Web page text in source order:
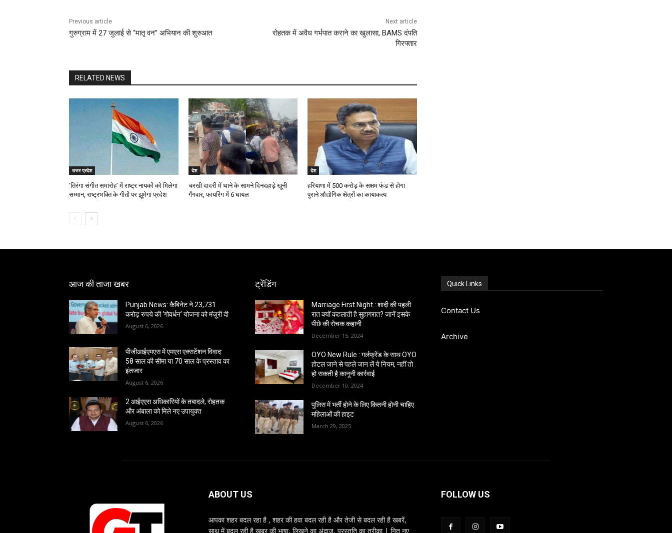
Previous article
गुरुग्राम में 27 जुलाई से “मातृ वन” अभियान की शुरुआत
Next article
रोहतक में अवैध गर्भपात कराने का खुलासा, BAMS दंपति
गिरफ्तार
RELATED NEWS
उत्तर प्रदेश
‘तिरंगा संगीत समारोह’ में राष्ट्र नायकों को मिलेगा
सम्मान, राष्ट्रभक्ति के गीतों पर झूमेगा प्रदेश
देश
चरखी दादरी में थाने के सामने दिनदहाड़े खूनी
गैंगवार, फायरिंग में 6 घायल
देश
हरियाणा में 500 करोड़ के सक्षम फंड से होगा
पुराने औद्योगिक क्षेत्रों का कायाकल्प
आज की ताजा खबर
Punjab News: कैबिनेट ने 23,731
करोड़ रुपये की ‘गोवर्धन’ योजना को मंज़ूरी दी
August 6, 2026
पीजीआईएमएस में एमएस एक्सटेंशन विवाद:
58 साल की सीमा या 70 साल के प्रस्ताव का
इंतजार
August 6, 2026
2 आईएएस अधिकारियों के तबादले, रोहतक
और अंबाला को मिले नए उपायुक्त
August 6, 2026
ट्रेंडिंग
Marriage First Night : शादी की पहली
रात क्यों कहलाती है सुहागरात? जानें इसके
पीछे की रोचक कहानी
December 15, 2024
OYO New Rule : गर्लफ्रेंड के साथ OYO
होटल जाने से पहले जान लें ये नियम, नहीं तो
हो सकती है कानूनी कार्रवाई
December 10, 2024
पुलिस में भर्ती होने के लिए कितनी होनी चाहिए
महिलाओं की हाइट
March 29, 2025
Quick Links
Contact Us
Archive
ABOUT US
आपका शहर बदल रहा है , शहर की हवा बदल रही है और तेजी से बदल रही है खबरें,
साथ में बदल रही है खबर की भाषा, लिखने का अंदाज, प्रस्तुति का तरीका | नित नए
FOLLOW US